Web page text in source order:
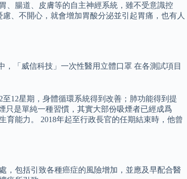
、腸道、皮膚等的自主神經系統，雖不受意識控
、不開心，就會增加胃酸分泌並引起胃痛，也有人
「威信科技」一次性醫用立體口罩 在各測試項目
12星期，身體循環系統得到改善；肺功能得到提
只是單純一種習慣，其實大部份吸煙者已經成爲
育能力。 2018年起至行政長官的任期結束時，他曾
，包括引致各種癌症的風險增加，並應及早配合醫